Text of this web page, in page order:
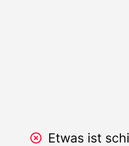
Etwas ist